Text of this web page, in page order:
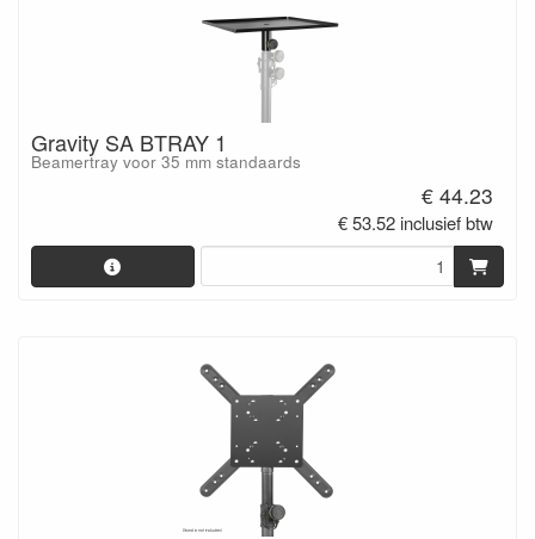
Gravity SA BTRAY 1
Beamertray voor 35 mm standaards
€ 44.23
€ 53.52 inclusief btw